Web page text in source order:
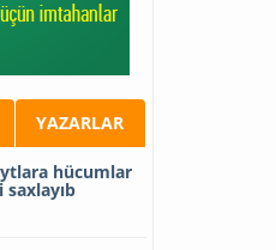
YAZARLAR
hücumlar